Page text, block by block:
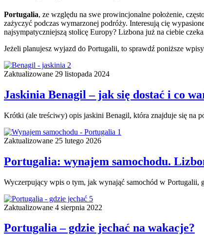
Portugalia, ze względu na swe prowincjonalne położenie,
zażyczyć podczas wymarzonej podróży. Interesują cię
najsympatyczniejszą stolicę Europy? Lizbona już na ciebie
Jeżeli planujesz wyjazd do Portugalii, to sprawdź poniższe
2
Zaktualizowane 29 listopada 2024
Jaskinia Benagil – jak się dostać i co
Krótki (ale treściwy) opis jaskini Benagil, która znajduje się na
1
Zaktualizowane 25 lutego 2026
Portugalia: wynajem samochodu.
Wyczerpujący wpis o tym, jak wynająć samochód w Portugalii,
5
Zaktualizowane 4 sierpnia 2022
Portugalia – gdzie jechać na wakacje?